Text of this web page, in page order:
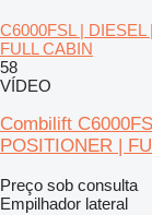
C6000FSL |
FULL CABIN
58
VÍDEO
Combilift
POSITIONER |
Preço sob consulta
Empilhador lateral